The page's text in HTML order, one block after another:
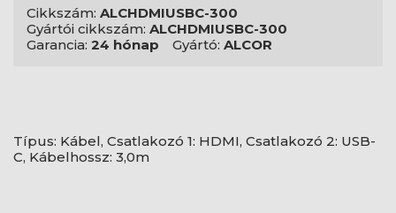
Cikkszám: ALCHDMIUSBC-300
Gyártói cikkszám: ALCHDMIUSBC-300
Garancia: 24 hónap Gyártó: ALCOR
Típus: Kábel, Csatlakozó 1: HDMI, Csatlakozó 2: USB-
C, Kábelhossz: 3,0m